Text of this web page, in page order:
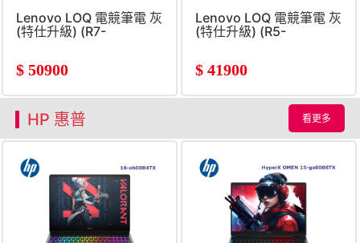
Lenovo LOQ 電競筆電 灰
(特仕升級) (R7-
$ 50900
Lenovo LOQ 電競筆電 灰
(特仕升級) (R5-
$ 41900
HP 惠普 看更多